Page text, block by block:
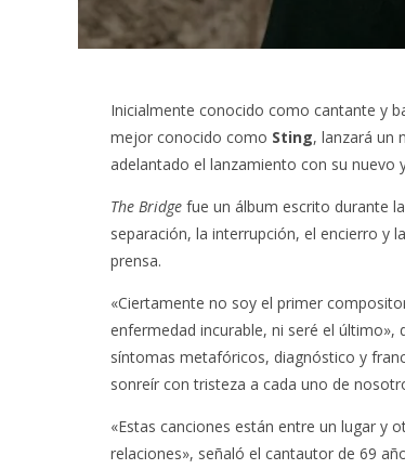
Inicialmente conocido como cantante y
mejor conocido como Sting, lanzará un
adelantado el lanzamiento con su nuevo
The Bridge fue un álbum escrito durante
separación, la interrupción, el encierro y
prensa.
«Ciertamente no soy el primer
enfermedad incurable, ni seré el último»,
síntomas metafóricos, diagnóstico y
sonreír con tristeza a cada uno de
«Estas canciones están entre un lugar y
relaciones», señaló el cantautor de 69